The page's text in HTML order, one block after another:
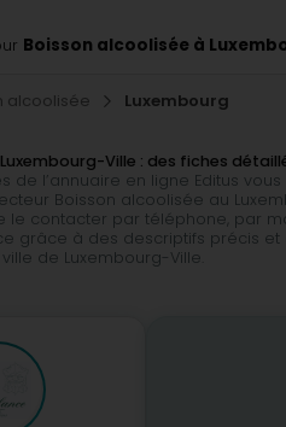
Boisson alcoolisée à
alcoolisée Luxembourg
Ville : des fiches
de l’annuaire en ligne Editus
Boisson alcoolisée au
le contacter par téléphone, par
grâce à des descriptifs précis et
de Luxembourg-Ville.